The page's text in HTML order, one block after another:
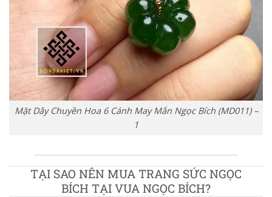
Mặt Dây Chuyền Hoa 6 Cánh May Mắn Ngọc Bích (MD011) –
1
TẠI SAO NÊN MUA TRANG SỨC NGỌC
BÍCH TẠI VUA NGỌC BÍCH?